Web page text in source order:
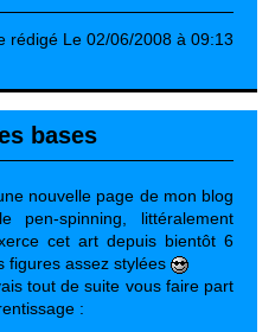
rédigé Le 02/06/2008 à 09:13
bases
nouvelle page de mon blog
spinning, littéralement
cet art depuis bientôt 6
figures assez stylées
tout de suite vous faire part
: